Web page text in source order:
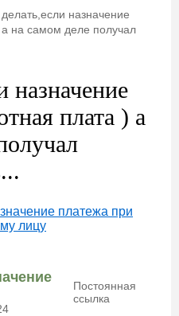
назначение
на самом деле получал
назначение
плата ) а
платежа при
лицу
Постоянная
ссылка